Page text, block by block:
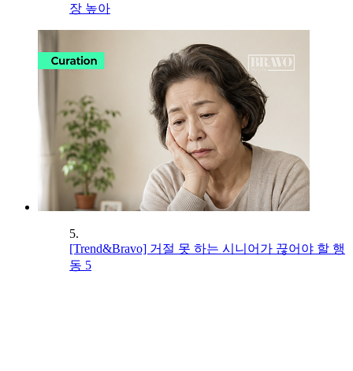
장 높아
5.
[Trend&Bravo] 거절 못 하는 시니어가 끊어야 할 행
동 5